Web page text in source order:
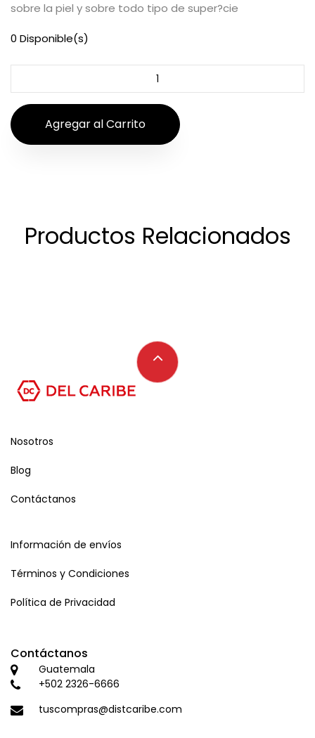
sobre la piel y sobre todo tipo de super?cie
0 Disponible(s)
Productos Relacionados
Nosotros
Blog
Contáctanos
Información de envíos
Términos y Condiciones
Política de Privacidad
Contáctanos
Guatemala
+502 2326-6666
tuscompras@distcaribe.com